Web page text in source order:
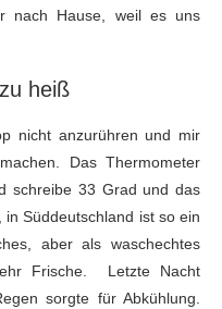
nach Hause, weil es uns
heiß
nicht anzurühren und mir
Das Thermometer
schreibe 33 Grad und das
Süddeutschland ist so ein
aber als waschechtes
Frische. Letzte Nacht
sorgte für Abkühlung.